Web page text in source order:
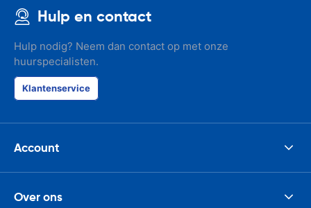
Hulp en contact
Hulp nodig? Neem dan contact op met onze
huurspecialisten.
Klantenservice
Account
Over ons